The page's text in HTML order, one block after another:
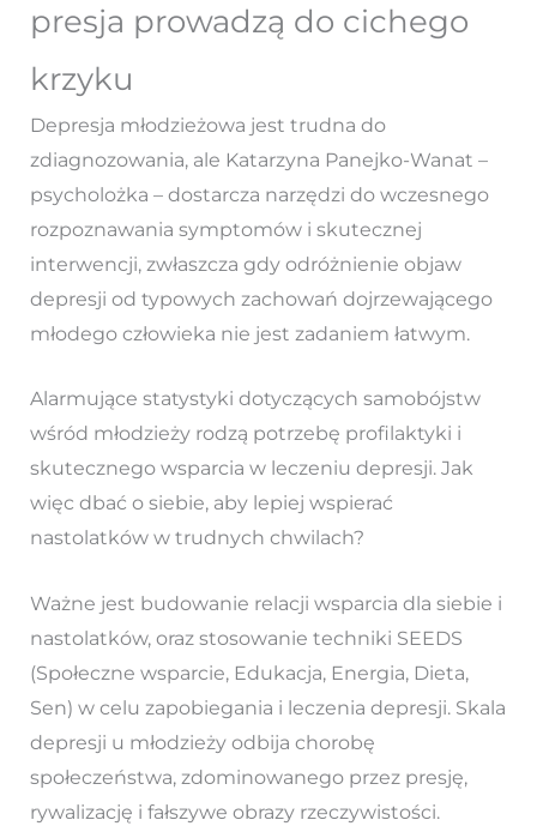
presja prowadzą do cichego
krzyku
Depresja młodzieżowa jest trudna do
zdiagnozowania, ale Katarzyna Panejko-Wanat –
psycholożka – dostarcza narzędzi do wczesnego
rozpoznawania symptomów i skutecznej
interwencji, zwłaszcza gdy odróżnienie objaw
depresji od typowych zachowań dojrzewającego
młodego człowieka nie jest zadaniem łatwym.
Alarmujące statystyki dotyczących samobójstw
wśród młodzieży rodzą potrzebę profilaktyki i
skutecznego wsparcia w leczeniu depresji. Jak
więc dbać o siebie, aby lepiej wspierać
nastolatków w trudnych chwilach?
Ważne jest budowanie relacji wsparcia dla siebie i
nastolatków, oraz stosowanie techniki SEEDS
(Społeczne wsparcie, Edukacja, Energia, Dieta,
Sen) w celu zapobiegania i leczenia depresji. Skala
depresji u młodzieży odbija chorobę
społeczeństwa, zdominowanego przez presję,
rywalizację i fałszywe obrazy rzeczywistości.